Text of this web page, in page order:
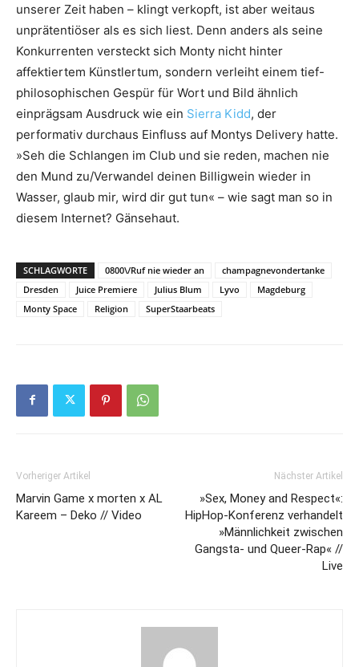
unserer Zeit haben – klingt verkopft, ist aber weitaus
unprätentiöser als es sich liest. Denn anders als seine
Konkurrenten versteckt sich Monty nicht hinter
affektiertem Künstlertum, sondern verleiht einem tief-
philosophischen Gespür für Wort und Bild ähnlich
einprägsam Ausdruck wie ein Sierra Kidd, der
performativ durchaus Einfluss auf Montys Delivery hatte.
»Seh die Schlangen im Club und sie reden, machen nie
den Mund zu/Verwandel deinen Billigwein wieder in
Wasser, glaub mir, wird dir gut tun« – wie sagt man so in
diesem Internet? Gänsehaut.
SCHLAGWORTE 0800\/Ruf nie wieder an
champagnevondertanke
Dresden
Juice Premiere Julius Blum Lyvo
Magdeburg
Monty Space
Religion SuperStaarbeats
Vorheriger Artikel
Marvin Game x morten x AL
Kareem – Deko // Video
Nächster Artikel
»Sex, Money and Respect«:
HipHop-Konferenz verhandelt
»Männlichkeit zwischen
Gangsta- und Queer-Rap« //
Live